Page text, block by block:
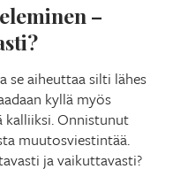
–
se aiheuttaa silti lähes
kyllä myös
kalliiksi. Onnistunut
muutosviestintää.
ja vaikuttavasti?